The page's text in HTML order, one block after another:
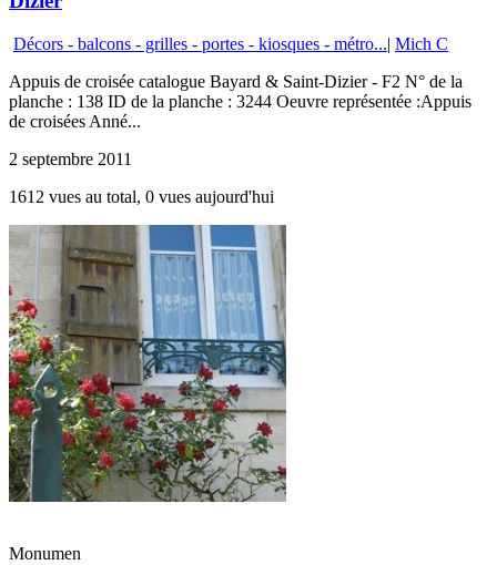
Décors - balcons - grilles - portes - kiosques - métro...| Mich C
Appuis de croisée catalogue Bayard & Saint-Dizier - F2 N° de la
planche : 138 ID de la planche : 3244 Oeuvre représentée :Appuis
de croisées Anné...
2 septembre 2011
1612 vues au total, 0 vues aujourd'hui
Monumen